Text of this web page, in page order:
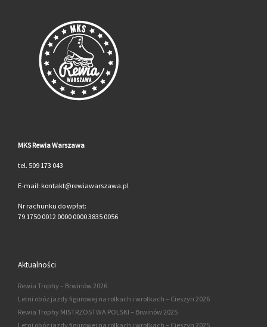
MKS Rewia Warszawa
tel. 509 173 043
E-mail: kontakt@rewiawarszawa.pl
Nr rachunku do wpłat:
79 1750 0012 0000 0000 3835 0056
Aktualności
Rewia Trophy – Brwinów 2026
Letni obóz jazdy figurowej na rolkach i wrotkach – Cieszyn 2026
Rewia Trophy MISTRZOSTWA POLSKI – Brwinów 2025
Letni obóz jazdy figurowej na rolkach i wrotkach – Cieszyn 2025